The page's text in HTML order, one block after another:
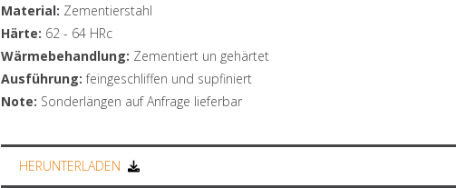
Material: Zementierstahl
Härte: 62 - 64 HRc
Wärmebehandlung: Zementiert un gehärtet
Ausführung: feingeschliffen und supfiniert
Note: Sonderlängen auf Anfrage lieferbar
HERUNTERLADEN